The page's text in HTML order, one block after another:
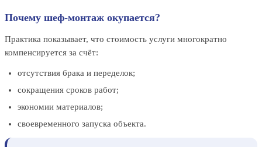
Почему шеф-монтаж окупается?
Практика показывает, что стоимость услуги многократно
компенсируется за счёт:
отсутствия брака и переделок;
сокращения сроков работ;
экономии материалов;
своевременного запуска объекта.